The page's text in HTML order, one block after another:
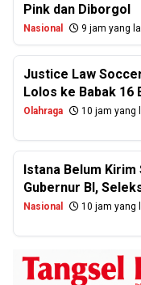
Pink dan Diborgol
Nasional 9 jam yang
Justice Law
Lolos ke Babak 16
Olahraga 10 jam yang
Istana Belum
Gubernur BI,
Nasional 10 jam yang